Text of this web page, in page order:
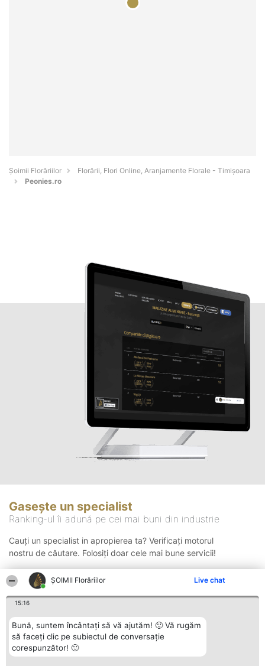
ȘOIMII Florăriilor Live chat
15:16
Bună, suntem încântați să vă ajutăm! 🙂 Vă rugăm
să faceți clic pe subiectul de conversație
corespunzător! 🙂
Șoimii Florăriilor
Florării, Flori Online, Aranjamente Florale - Timişoara
Peonies.ro
Gasește un specialist
Ranking-ul îi adună pe cei mai buni din industrie
Cauți un specialist in apropierea ta? Verificați motorul
nostru de căutare. Folosiți doar cele mai bune servicii!